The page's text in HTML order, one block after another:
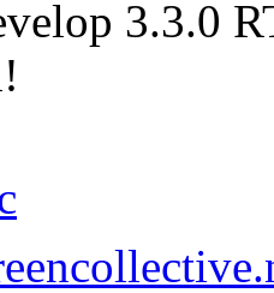
3.3.0